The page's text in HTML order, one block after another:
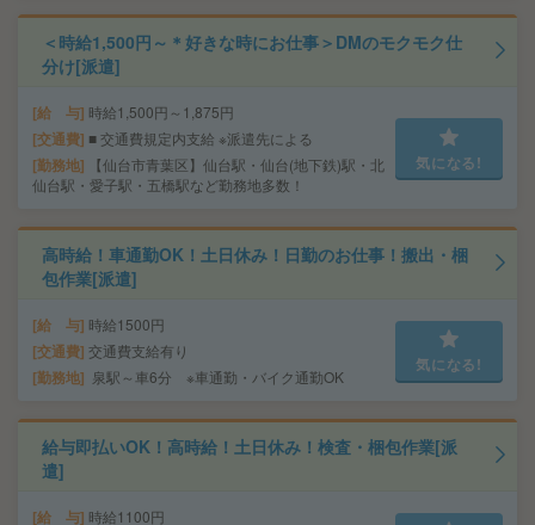
＜時給1,500円～＊好きな時にお仕事＞DMのモクモク仕
分け[派遣]
給 与 時給1,500円～1,875円
交通費 ■ 交通費規定内支給 ※派遣先による
勤務地
【仙台市青葉区】仙台駅・仙台(地下鉄)駅・北
仙台駅・愛子駅・五橋駅など勤務地多数！
気になる!
高時給！車通勤OK！土日休み！日勤のお仕事！搬出・梱
包作業[派遣]
給 与 時給1500円
交通費 交通費支給有り
勤務地 泉駅～車6分 ※車通勤・バイク通勤OK
気になる!
給与即払いOK！高時給！土日休み！検査・梱包作業[派
遣]
給 与 時給1100円